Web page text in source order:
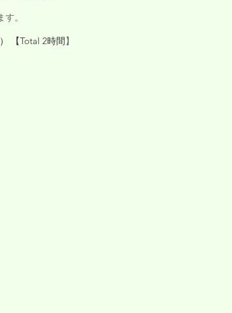
。
【Total 2時間】